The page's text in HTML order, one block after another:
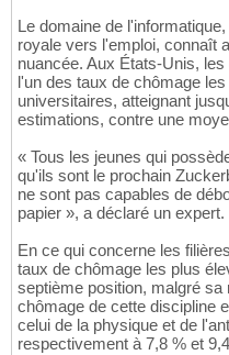
Le domaine de
royale vers l'emploi, connaît
nuancée. Aux États-Unis,
l'un des taux de chômage
universitaires, atteignant
estimations, contre une
« Tous les jeunes qui
qu'ils sont le prochain
ne sont pas capables de
papier », a déclaré un expert.
En ce qui concerne les
taux de chômage les plus
septième position, malgré sa
chômage de cette discipline
celui de la physique et de
respectivement à 7,8 % et